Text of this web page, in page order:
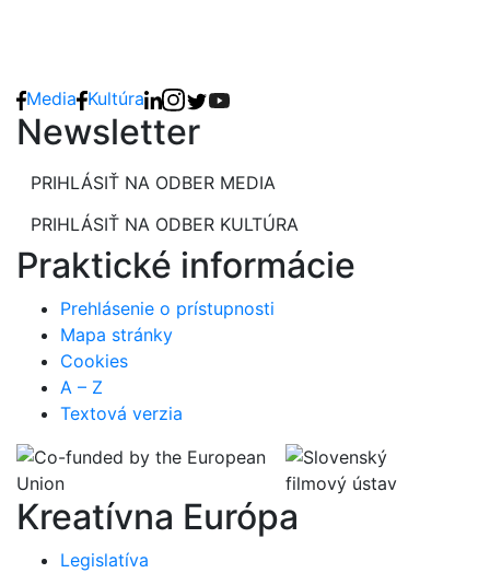
Media Kultúra
Newsletter
PRIHLÁSIŤ NA ODBER MEDIA
PRIHLÁSIŤ NA ODBER KULTÚRA
Praktické informácie
Prehlásenie o prístupnosti
Mapa stránky
Cookies
A – Z
Textová verzia
Kreatívna Európa
Legislatíva